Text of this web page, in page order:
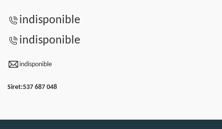
indisponible
indisponible
indisponible
Siret:537 687 048